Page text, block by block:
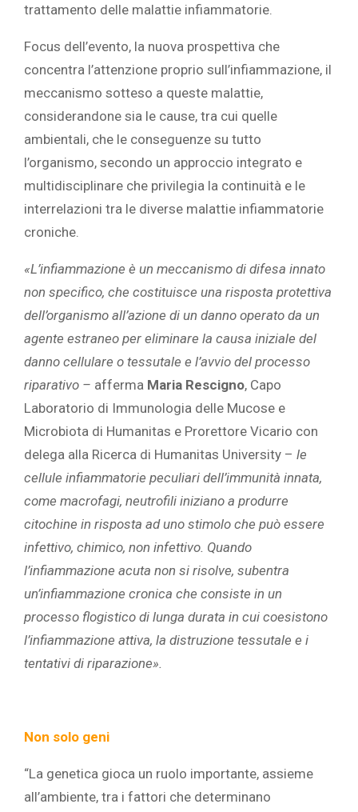
trattamento delle malattie infiammatorie.
Focus dell’evento, la nuova prospettiva che
concentra l’attenzione proprio sull’infiammazione, il
meccanismo sotteso a queste malattie,
considerandone sia le cause, tra cui quelle
ambientali, che le conseguenze su tutto
l’organismo, secondo un approccio integrato e
multidisciplinare che privilegia la continuità e le
interrelazioni tra le diverse malattie infiammatorie
croniche.
«L’infiammazione è un meccanismo di difesa innato
non specifico, che costituisce una risposta protettiva
dell’organismo all’azione di un danno operato da un
agente estraneo per eliminare la causa iniziale del
danno cellulare o tessutale e l’avvio del processo
riparativo – afferma Maria Rescigno, Capo
Laboratorio di Immunologia delle Mucose e
Microbiota di Humanitas e Prorettore Vicario con
delega alla Ricerca di Humanitas University – le
cellule infiammatorie peculiari dell’immunità innata,
come macrofagi, neutrofili iniziano a produrre
citochine in risposta ad uno stimolo che può essere
infettivo, chimico, non infettivo. Quando
l’infiammazione acuta non si risolve, subentra
un’infiammazione cronica che consiste in un
processo flogistico di lunga durata in cui coesistono
l’infiammazione attiva, la distruzione tessutale e i
tentativi di riparazione».
Non solo geni
“La genetica gioca un ruolo importante, assieme
all’ambiente, tra i fattori che determinano